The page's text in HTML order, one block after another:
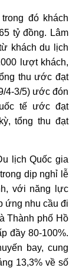
đó khách
tỷ đồng. Lâm
khách du lịch
lượt khách,
thu ước đạt
4-3/5) ước đón
tế ước đạt
tổng thu đạt
lịch Quốc gia
dịp nghỉ lễ
với năng lực
ứng nhu cầu đi
Thành phố Hồ
đầy 80-100%.
bay, cung
13,3% về số